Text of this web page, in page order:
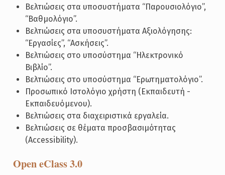
Βελτιώσεις στα υποσυστήματα “Παρουσιολόγιο”,
“Βαθμολόγιο”.
Βελτιώσεις στα υποσυστήματα Αξιολόγησης:
“Εργασίες”, “Ασκήσεις”.
Βελτιώσεις στο υποσύστημα “Ηλεκτρονικό
Βιβλίο”.
Βελτιώσεις στο υποσύστημα “Ερωτηματολόγιο”.
Προσωπικό Ιστολόγιο χρήστη (Εκπαιδευτή -
Εκπαιδευόμενου).
Βελτιώσεις στα διαχειριστικά εργαλεία.
Βελτιώσεις σε θέματα προσβασιμότητας
(Accessibility).
Open eClass 3.0